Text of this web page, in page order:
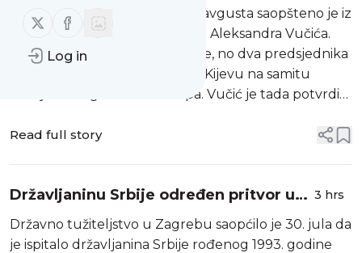
Follow us on X (twitter)
Follow us on Facebook
Log in
zvaničnoj posjeti Beogradu 8. avgusta saopšteno je iz
kancelarije predsjednika Srbije Aleksandra Vučića.
Još uvijek nema detalja posjete, no dva predsjednika
su se sredinom jula susrela i u Kijevu na samitu
Ukrajina - Jugoistočna Evropa. Vučić je tada potvrdio
zajedničku deklar...
Read full story
Državljaninu Srbije određen pritvor u
Hrvatskoj zbog sumnje na cyber
napade
3 hrs
Državno tužiteljstvo u Zagrebu saopćilo je 30. jula da
je ispitalo državljanina Srbije rođenog 1993. godine